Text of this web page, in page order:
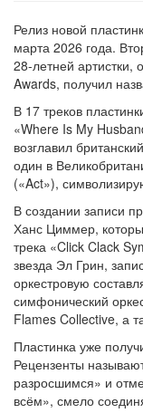
Релиз новой
марта 2026 года.
28-летней
Awards, получил
В 17 треков
«Where Is My
возглавил
один в
(«Act»),
В создании записи
Ханс Циммер,
трека «Click Clack
звезда Эл Грин,
оркестровую
симфонический
Flames Collective, а
Пластинка уже
Рецензенты
разросшимся» и
всём», смело